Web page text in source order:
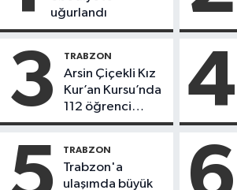
uğurlandı
3 TRABZON
Arsin Çiçekli Kız
Kur’an Kursu’nda
112 öğrenci
icazet aldı
4
TRABZON
Trabzon'a
ulaşımda büyük